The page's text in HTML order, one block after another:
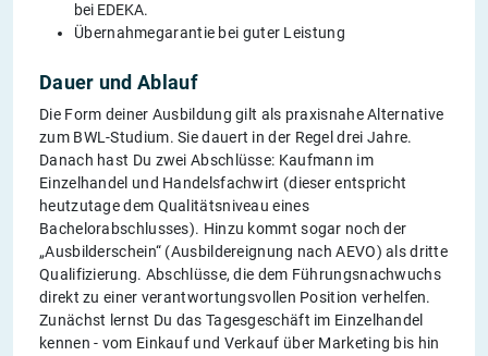
bei EDEKA.
Übernahmegarantie bei guter Leistung
Dauer und Ablauf
Die Form deiner Ausbildung gilt als praxisnahe Alternative
zum BWL-Studium. Sie dauert in der Regel drei Jahre.
Danach hast Du zwei Abschlüsse: Kaufmann im
Einzelhandel und Handelsfachwirt (dieser entspricht
heutzutage dem Qualitätsniveau eines
Bachelorabschlusses). Hinzu kommt sogar noch der
„Ausbilderschein“ (Ausbildereignung nach AEVO) als dritte
Qualifizierung. Abschlüsse, die dem Führungsnachwuchs
direkt zu einer verantwortungsvollen Position verhelfen.
Zunächst lernst Du das Tagesgeschäft im Einzelhandel
kennen - vom Einkauf und Verkauf über Marketing bis hin